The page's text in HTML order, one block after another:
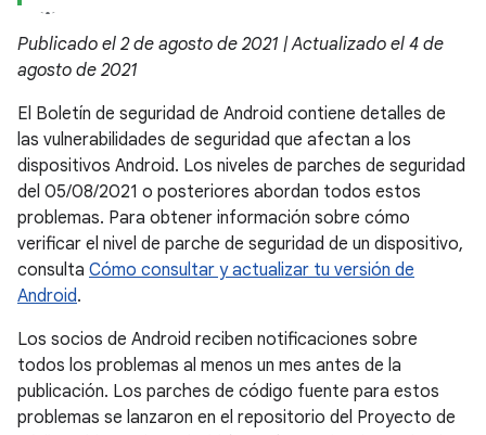
Publicado el 2 de agosto de 2021 | Actualizado el 4 de
agosto de 2021
El Boletín de seguridad de Android contiene detalles de
las vulnerabilidades de seguridad que afectan a los
dispositivos Android. Los niveles de parches de seguridad
del 05/08/2021 o posteriores abordan todos estos
problemas. Para obtener información sobre cómo
verificar el nivel de parche de seguridad de un dispositivo,
consulta Cómo consultar y actualizar tu versión de
Android.
Los socios de Android reciben notificaciones sobre
todos los problemas al menos un mes antes de la
publicación. Los parches de código fuente para estos
problemas se lanzaron en el repositorio del Proyecto de